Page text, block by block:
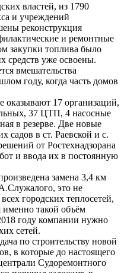
властей, из 1790
и учреждений
реконструкция
и ремонтные
закупки топлива было
средств уже освоены.
вмешательства
году, когда часть домов
оказывают 17 организаций,
37 ЦТП, 4 насосные
в резерве. Две новые
садов в ст. Раевской и с.
от Ростехнадзорана
и ввода их в постоянную
замена 3,4 км
это не
городских теплосетей,
именно такой объём
году компании нужно
сетей.
по строительству новой
в которые до настоящего
Судоремонтного